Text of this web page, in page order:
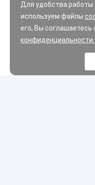
Для удобства
используем файлы
его, Вы соглашаетесь
конфиденциальности.